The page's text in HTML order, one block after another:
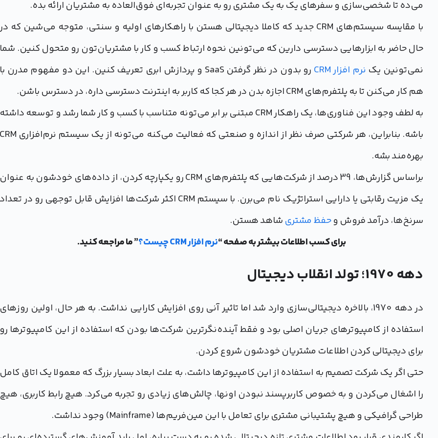
می‌ده تا شخصی‌سازی و سفرهای یک به یک مشتری رو به عنوان تجربه‌ای فوق‌العاده به مشتریان ارائه بده.
با مقایسه سیستم‌های CRM جدید که کاملا دیجیتالی هستن با راهکارهای اولیه و سنتی، متوجه می‌شین که در
حال حاضر به ابزارهایی دسترسی دارین که می‌تونین نحوه ارتباط کسب و کار با مشتریان‌تون رو متحول کنین. شما
نمی‌تونین یک نرم افزار CRM
رو بدون در نظر گرفتن SaaS و پردازش ابری تعریف کنین. این دو مفهوم مدرن با
هم کار می‌کنن تا به پلتفرم‌های CRM اجازه بدن در هر کجا که کاربر به اینترنت دسترسی داره، در دسترس باشن.
به لطف وجود این فناوری‌ها، یک راهکار CRM مبتنی بر ابر می‌تونه متناسب با کسب و کار شما رشد و توسعه داشته
باشه. بنابراین، هر شرکتی صرف نظر از اندازه و صنعتی که فعالیت می‌کنه می‌تونه از یک سیستم نرم‌افزاری CRM
بهره‌مند بشه.
براساس گزارش‌ها، 39 درصد از شرکت‌هایی که پلتفرم‌های CRM رو یکپارچه کردن، از داده‌های خودشون به عنوان
یک مزیت رقابتی یا دارایی استراتژیک نام می‌برن. با سیستم CRM اکثر شرکت‌ها افزایش قابل توجهی رو در تعداد
سرنخ‌ها، درآمد فروش وحفظ مشتری شاهد هستن.
برای کسب اطلاعات بیشتر به صفحه “نرم افزار CRM چیست؟ ” ما مراجعه کنید.
دهه 1970؛ تولد انقلاب دیجیتال
در دهه 1970، بالاخره دیجیتالی‌سازی وارد شد اما تاثیر آنی روی افزایش کارایی نداشت. به هر حال، اولین روزهای
استفاده از کامپیوترهای جریان اصلی بود و فقط آینده‌نگرترین شرکت‌ها بودن که استفاده از این کامپیوترها رو
برای دیجیتالی کردن اطلاعات مشتریان خودشون شروع کردن.
حتی اگر یک شرکت تصمیم به استفاده از این کامپیوترها داشت، به علت ابعاد بسیار بزرگ که معمولا یک اتاق کامل
را اشغال می‌کردن و به خصوص کاربرپسند نبودن اونها، چالش‌های زیادی رو تجربه می‌کرد. هیچ رابط کاربری، هیچ
طراحی گرافیکی و هیچ پشتیبانی مشتری برای تعامل با این مین‌فریم‌ها (Mainframe) وجود نداشت.